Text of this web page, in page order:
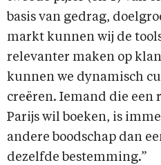
basis van gedrag,
markt kunnen wij de
relevanter maken op
kunnen we dynamisch
creëren. Iemand die een
Parijs wil boeken, is
andere boodschap dan
dezelfde bestemming.”